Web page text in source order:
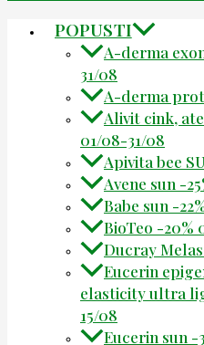
POPUSTI
A-derma
31/08
A-derma
Alivit cink,
01/08-31/08
Apivita bee
Avene sun -
Babe sun -
BioTeo -20%
Ducray
Eucerin
elasticity ultra
15/08
Eucerin sun -